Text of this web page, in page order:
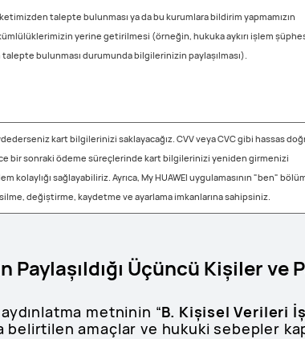
talepte bulunması ya da bu kurumlara bildirim yapmamızın
yerine getirilmesi (örneğin, hukuka aykırı işlem
bulunması durumunda bilgilerinizin paylaşılması).
kart bilgilerinizi saklayacağız. CVV veya CVC gibi hassas
bir sonraki ödeme süreçlerinde kart bilgilerinizi yeniden girmenizi
kolaylığı sağlayabiliriz. Ayrıca, My HUAWEI uygulamasının "ben"
değiştirme, kaydetme ve ayarlama imkanlarına sahipsiniz.
Paylaşıldığı Üçüncü Kişiler ve
metninin “B. Kişisel Verileri
belirtilen amaçlar ve hukuki sebepler